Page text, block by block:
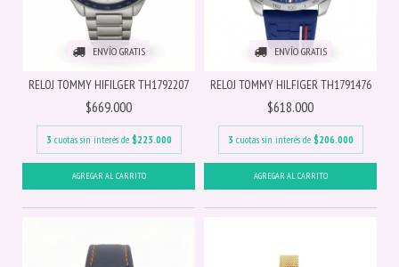
ENVÍO GRATIS
RELOJ TOMMY HIFILGER TH1792207
$669.000
3 cuotas sin interés de $223.000
ENVÍO GRATIS
RELOJ TOMMY HILFIGER TH1791476
$618.000
3 cuotas sin interés de $206.000